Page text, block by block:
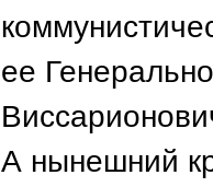
ее
А нынешний